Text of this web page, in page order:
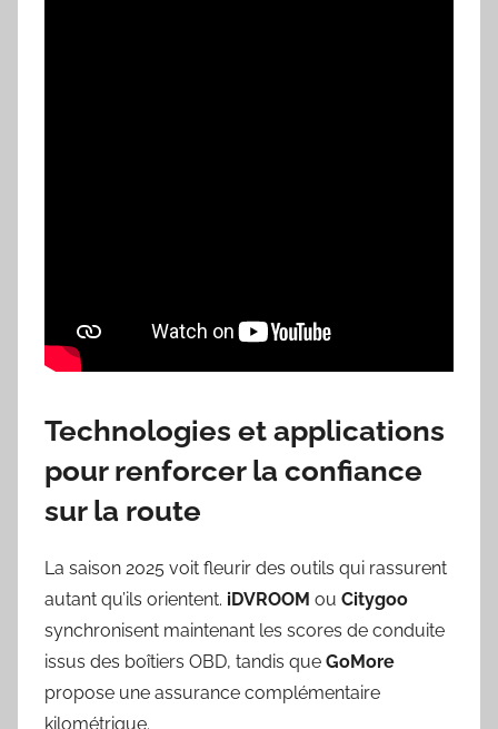
Technologies et applications
pour renforcer la confiance
sur la route
La saison 2025 voit fleurir des outils qui rassurent
autant qu’ils orientent. iDVROOM ou Citygoo
synchronisent maintenant les scores de conduite
issus des boîtiers OBD, tandis que GoMore
propose une assurance complémentaire
kilométrique.